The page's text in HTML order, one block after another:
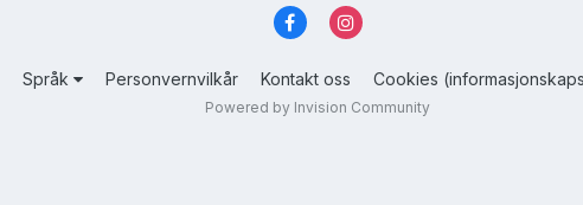
Språk Personvernvilkår Kontakt oss Cookies
Powered by Invision Community